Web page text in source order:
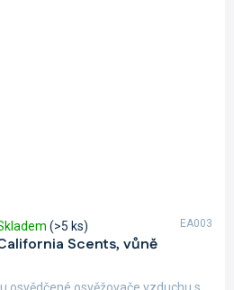
Scents, vůně
(>5 ks) EA003